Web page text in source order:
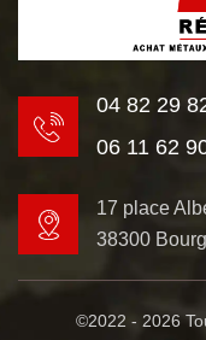
04 82 29
06 11 62
17 place
38300
©2022 - 2026